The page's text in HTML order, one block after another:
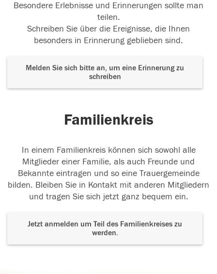
Besondere Erlebnisse und Erinnerungen sollte man
teilen.
Schreiben Sie über die Ereignisse, die Ihnen
besonders in Erinnerung geblieben sind.
Melden Sie sich bitte an, um eine Erinnerung zu
schreiben
Familienkreis
In einem Familienkreis können sich sowohl alle
Mitglieder einer Familie, als auch Freunde und
Bekannte eintragen und so eine Trauergemeinde
bilden. Bleiben Sie in Kontakt mit anderen Mitgliedern
und tragen Sie sich jetzt ganz bequem ein.
Jetzt anmelden um Teil des Familienkreises zu
werden.